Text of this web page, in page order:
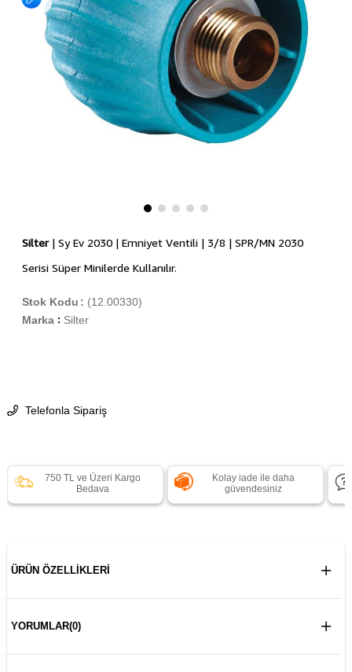
Silter| Sy Ev 2030 | Emniyet Ventili | 3/8 | SPR/MN 2030
Serisi Süper Minilerde Kullanılır.
(12.00330)
Stok Kodu
Marka : Silter
Telefonla Sipariş
750 TL ve Üzeri Kargo
Bedava
Kolay iade ile daha
güvendesiniz
ÜRÜN ÖZELLIKLERI
YORUMLAR(0)